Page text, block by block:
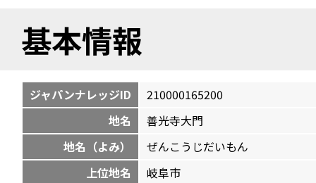
基本情報
ジャパンナレッジID
210000165200
地名
善光寺大門
地名（よみ）
ぜんこうじだいもん
上位地名
岐阜市